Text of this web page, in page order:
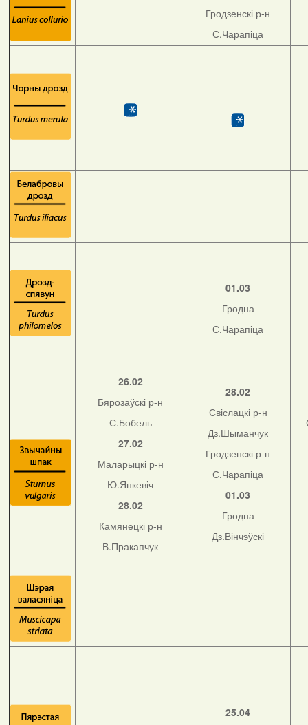
Гродзенскі р-н
С.Чарапіца
01.03
Гродна
С.Чарапіца
26.02
Бярозаўскі р-н
С.Бобель
27.02
Маларыцкі р-н
Ю.Янкевіч
28.02
Камянецкі р-н
В.Пракапчук
28.02
Свіслацкі р-н
Дз.Шыманчук
Гродзенскі р-н
С.Чарапіца
01.03
Гродна
Дз.Вінчэўскі
25.04